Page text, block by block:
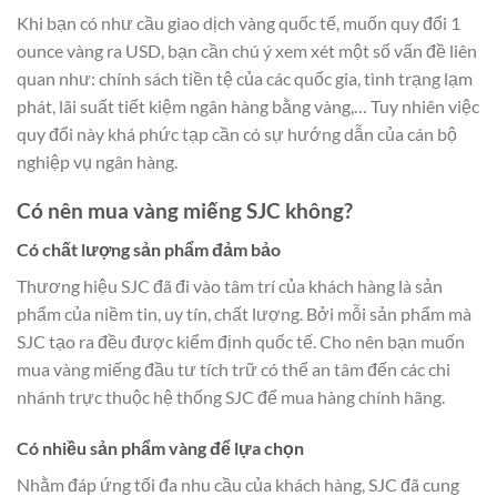
Khi bạn có như cầu giao dịch vàng quốc tế, muốn quy đổi 1
ounce vàng ra USD, bạn cần chú ý xem xét một số vấn đề liên
quan như: chính sách tiền tệ của các quốc gia, tình trạng lạm
phát, lãi suất tiết kiệm ngân hàng bằng vàng,… Tuy nhiên việc
quy đổi này khá phức tạp cần có sự hướng dẫn của cán bộ
nghiệp vụ ngân hàng.
Có nên mua vàng miếng SJC không?
Có chất lượng sản phẩm đảm bảo
Thương hiệu SJC đã đi vào tâm trí của khách hàng là sản
phẩm của niềm tin, uy tín, chất lượng. Bởi mỗi sản phẩm mà
SJC tạo ra đều được kiểm định quốc tế. Cho nên bạn muốn
mua vàng miếng đầu tư tích trữ có thể an tâm đến các chi
nhánh trực thuộc hệ thống SJC để mua hàng chính hãng.
Có nhiều sản phẩm vàng để lựa chọn
Nhằm đáp ứng tối đa nhu cầu của khách hàng, SJC đã cung